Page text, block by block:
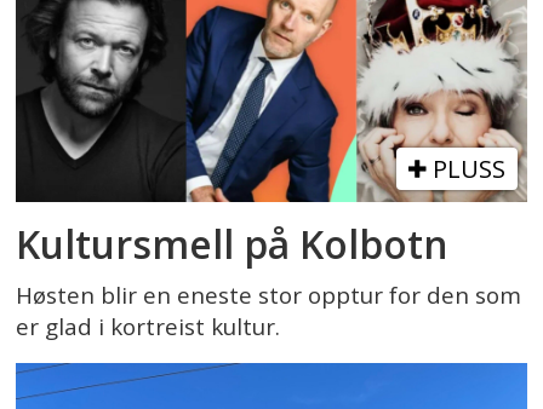
PLUSS
Kultursmell på Kolbotn
Høsten blir en eneste stor opptur for den som
er glad i kortreist kultur.